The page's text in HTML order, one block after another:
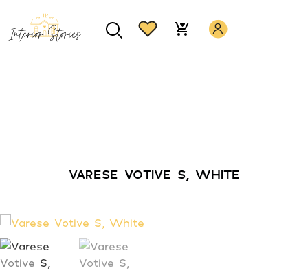
VARESE VOTIVE S, WHITE